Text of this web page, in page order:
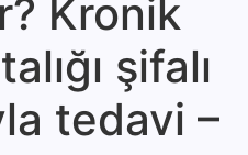
Kronik
şifalı
tedavi –